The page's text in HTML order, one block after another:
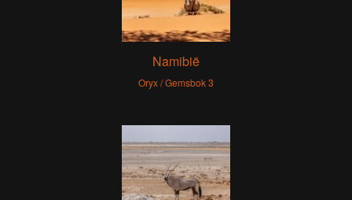
Namibië
Oryx / Gemsbok 3